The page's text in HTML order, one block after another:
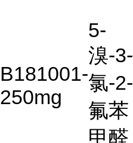
B181001-
250mg
5-
溴-3-
氯-2-
氟苯
甲醛